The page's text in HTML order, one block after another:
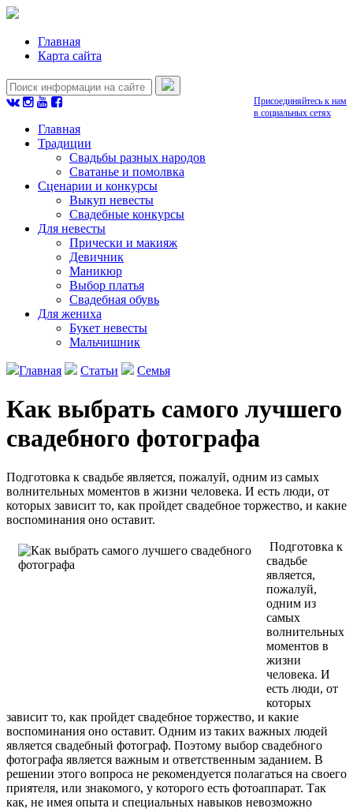
Главная
Карта сайта
Присоединяйтесь к нам
в социальных сетях
Главная
Традиции
Свадьбы разных народов
Сватанье и помолвка
Сценарии и конкурсы
Выкуп невесты
Свадебные конкурсы
Для невесты
Прически и макияж
Девичник
Маникюр
Выбор платья
Свадебная обувь
Для жениха
Букет невесты
Мальчишник
Главная Статьи Семья
Как выбрать самого лучшего
свадебного фотографа
Подготовка к свадьбе является, пожалуй, одним из самых
волнительных моментов в жизни человека. И есть люди, от
которых зависит то, как пройдет свадебное торжество, и какие
воспоминания оно оставит.
Подготовка к
свадьбе
является,
пожалуй,
одним из
самых
волнительных
моментов в
жизни
человека. И
есть люди, от
которых
зависит то, как пройдет свадебное торжество, и какие
воспоминания оно оставит. Одним из таких важных людей
является свадебный фотограф. Поэтому выбор свадебного
фотографа является важным и ответственным заданием. В
решении этого вопроса не рекомендуется полагаться на своего
приятеля, или знакомого, у которого есть фотоаппарат. Так
как, не имея опыта и специальных навыков невозможно